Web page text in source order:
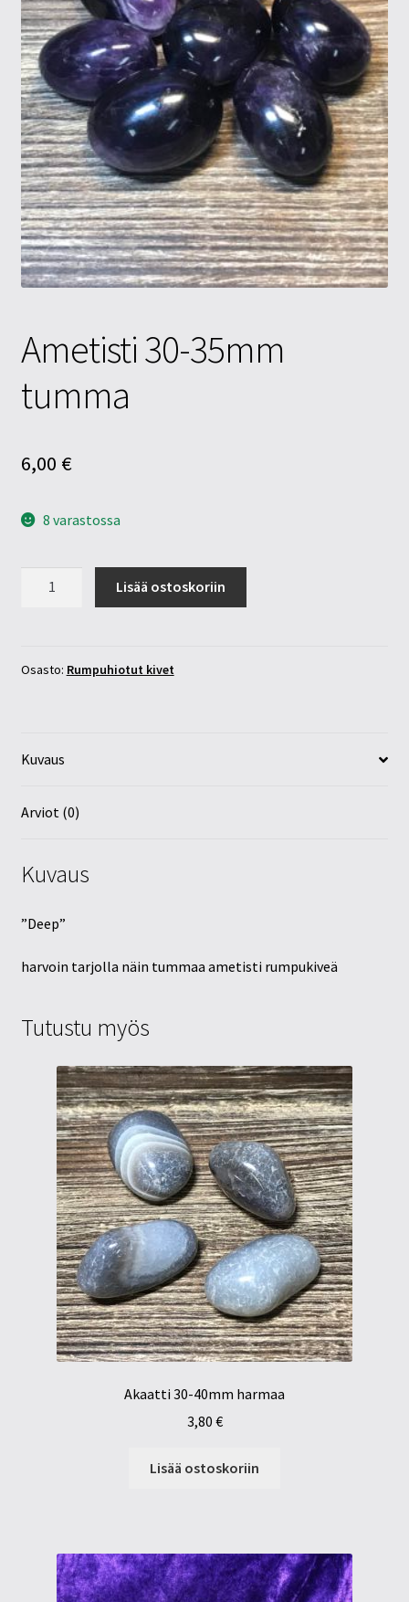
Tietosuojaseloste
Tuotteet
Yritysinfo
Ametisti 30-35mm
tumma
6,00 €
8 varastossa
määrä
Lisää ostoskoriin
Osasto: Rumpuhiotut kivet
Kuvaus
Arviot (0)
Kuvaus
”Deep”
harvoin tarjolla näin tummaa ametisti rumpukiveä
Tutustu myös
Akaatti 30-40mm harmaa
3,80 €
Lisää ostoskoriin